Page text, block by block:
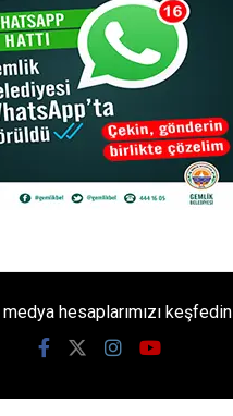
hesaplarımızı keşfedin